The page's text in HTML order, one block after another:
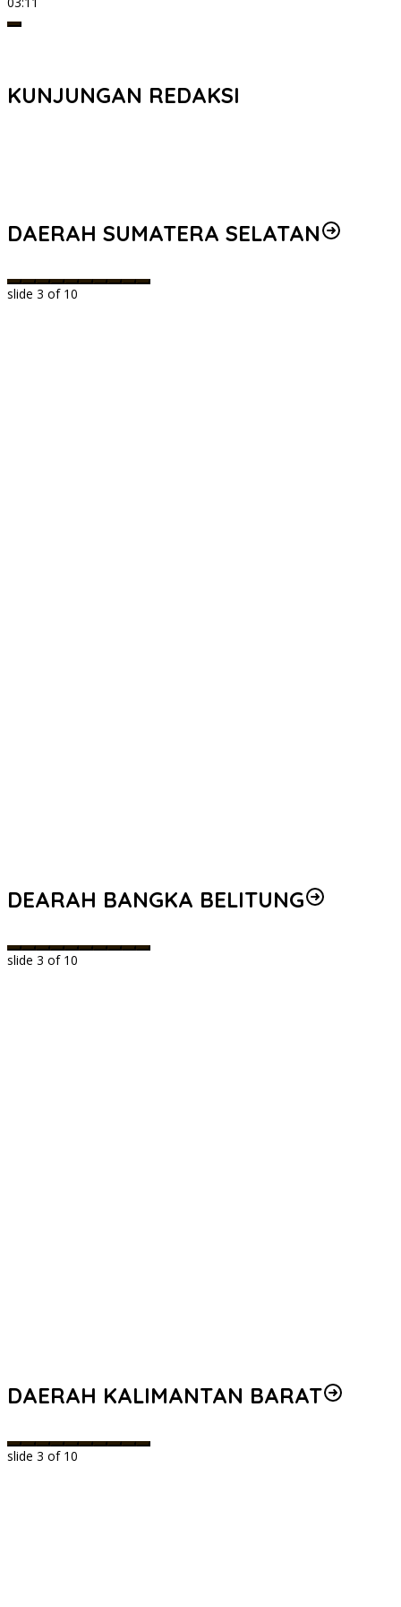
KUNJUNGAN REDAKSI
DAERAH SUMATERA SELATAN
slide 3 of 10
DEARAH BANGKA BELITUNG
slide 3 of 10
DAERAH KALIMANTAN BARAT
slide 3 of 10